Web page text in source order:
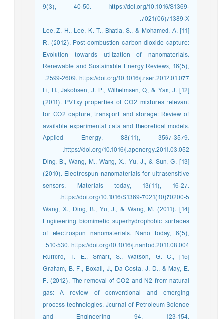
9(3), 40-50. https://doi.org/10.1016/S1369-
7021(06)71389-X.
[11] Lee, Z. H., Lee, K. T., Bhatia, S., & Mohamed, A.
R. (2012). Post-combustion carbon dioxide capture:
Evolution towards utilization of nanomaterials.
Renewable and Sustainable Energy Reviews, 16(5),
2599-2609. https://doi.org/10.1016/j.rser.2012.01.077.
[12] Li, H., Jakobsen, J. P., Wilhelmsen, Q, & Yan, J.
(2011). PVTxy properties of CO2 mixtures relevant
for CO2 capture, transport and storage: Review of
available experimental data and theoretical models.
Applied Energy, 88(11), 3567-3579.
https://doi.org/10.1016/j.apenergy.2011.03.052.
[13] Ding, B., Wang, M., Wang, X., Yu, J., & Sun, G.
(2010). Electrospun nanomaterials for ultrasensitive
sensors. Materials today, 13(11), 16-27.
https://doi.org/10.1016/S1369-7021(10)70200-5.
[14] Wang, X., Ding, B., Yu, J., & Wang, M. (2011).
Engineering biomimetic superhydrophobic surfaces
of electrospun nanomaterials. Nano today, 6(5),
510-530. https://doi.org/10.1016/j.nantod.2011.08.004.
[15] Rufford, T. E., Smart, S., Watson, G. C.,
Graham, B. F., Boxall, J., Da Costa, J. D., & May, E.
F. (2012). The removal of CO2 and N2 from natural
gas: A review of conventional and emerging
process technologies. Journal of Petroleum Science